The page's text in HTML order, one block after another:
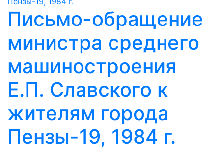
Письмо-обращение
министра среднего
машиностроения
Е.П. Славского к
жителям города
Пензы-19, 1984 г.